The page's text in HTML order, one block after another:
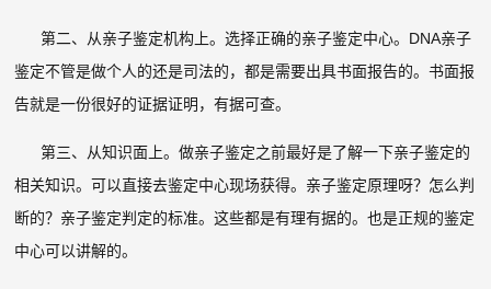
第二、从亲子鉴定机构上。选择正确的亲子鉴定中心。DNA亲子
鉴定不管是做个人的还是司法的，都是需要出具书面报告的。书面报
告就是一份很好的证据证明，有据可查。
第三、从知识面上。做亲子鉴定之前最好是了解一下亲子鉴定的
相关知识。可以直接去鉴定中心现场获得。亲子鉴定原理呀？怎么判
断的？亲子鉴定判定的标准。这些都是有理有据的。也是正规的鉴定
中心可以讲解的。